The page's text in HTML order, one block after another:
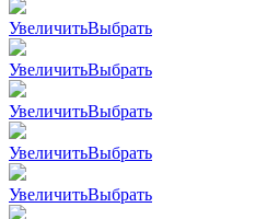
УвеличитьВыбрать
УвеличитьВыбрать
УвеличитьВыбрать
УвеличитьВыбрать
УвеличитьВыбрать